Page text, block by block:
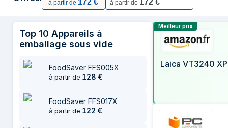
18 juillet 2026
5 août 2026
à partir de
à partir de
Top 10 Appareils à
emballage sous vide
FoodSaver FFS005X
à partir de 128 €
FoodSaver FFS017X
à partir de 122 €
Comparer
Meilleur prix